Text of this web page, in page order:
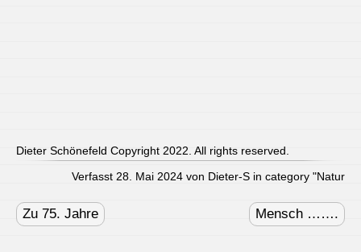
Dieter Schönefeld Copyright 2022. All rights reserved.
Verfasst 28. Mai 2024 von Dieter-S in category "Natur
navigation
Zu 75. Jahre Mensch …….